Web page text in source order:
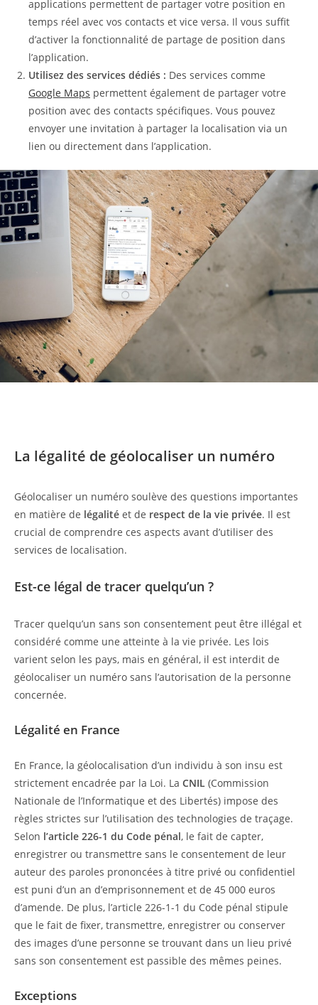
applications permettent de partager votre position en
temps réel avec vos contacts et vice versa. Il vous suffit
d’activer la fonctionnalité de partage de position dans
l’application.
Utilisez des services dédiés : Des services comme
Google Maps permettent également de partager votre
position avec des contacts spécifiques. Vous pouvez
envoyer une invitation à partager la localisation via un
lien ou directement dans l’application.
La légalité de géolocaliser un numéro
Géolocaliser un numéro soulève des questions importantes
en matière de légalité et de respect de la vie privée. Il est
crucial de comprendre ces aspects avant d’utiliser des
services de localisation.
Est-ce légal de tracer quelqu’un ?
Tracer quelqu’un sans son consentement peut être illégal et
considéré comme une atteinte à la vie privée. Les lois
varient selon les pays, mais en général, il est interdit de
géolocaliser un numéro sans l’autorisation de la personne
concernée.
Légalité en France
En France, la géolocalisation d’un individu à son insu est
strictement encadrée par la Loi. La CNIL (Commission
Nationale de l’Informatique et des Libertés) impose des
règles strictes sur l’utilisation des technologies de traçage.
Selon l’article 226-1 du Code pénal, le fait de capter,
enregistrer ou transmettre sans le consentement de leur
auteur des paroles prononcées à titre privé ou confidentiel
est puni d’un an d’emprisonnement et de 45 000 euros
d’amende. De plus, l’article 226-1-1 du Code pénal stipule
que le fait de fixer, transmettre, enregistrer ou conserver
des images d’une personne se trouvant dans un lieu privé
sans son consentement est passible des mêmes peines.
Exceptions